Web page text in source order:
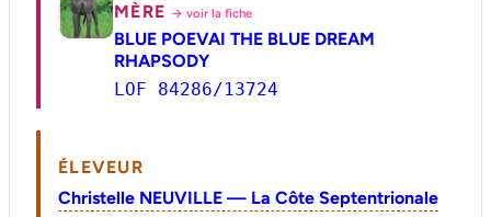
MÈRE → voir la fiche
BLUE POEVAI THE BLUE DREAM
RHAPSODY
LOF 84286/13724
ÉLEVEUR
Christelle NEUVILLE — La Côte Septentrionale